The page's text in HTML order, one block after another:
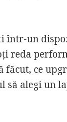
într-un
reda
făcut, ce
să alegi un